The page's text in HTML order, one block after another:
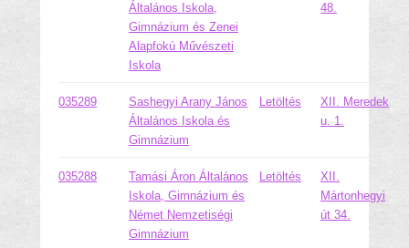
Általános Iskola,
Gimnázium és Zenei
Alapfokú Művészeti
Iskola
48.
035289
Sashegyi Arany János
Általános Iskola és
Gimnázium
Letöltés
XII. Meredek
u. 1.
035288
Tamási Áron Általános
Iskola, Gimnázium és
Német Nemzetiségi
Gimnázium
Letöltés
XII.
Mártonhegyi
út 34.